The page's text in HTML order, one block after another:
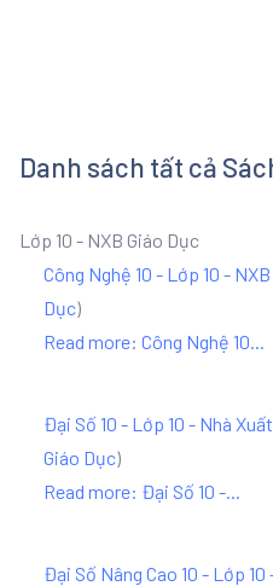
Danh sách tất cả
Lớp 10 - NXB Giáo Dục
Công Nghệ 10 - Lớp 10 -
Dục)
Read more: Công Nghệ 10...
Đại Số 10 - Lớp 10 - Nhà
Giáo Dục)
Read more: Đại Số 10 -...
Đại Số Nâng Cao 10 - Lớp 10